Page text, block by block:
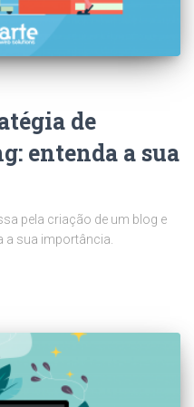
de
entenda a sua
pela criação de um blog e
a sua importância.